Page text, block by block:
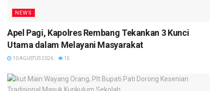
NEWS
Apel Pagi, Kapolres Rembang Tekankan 3 Kunci
Utama dalam Melayani Masyarakat
10 AGUSTUS 2026 15